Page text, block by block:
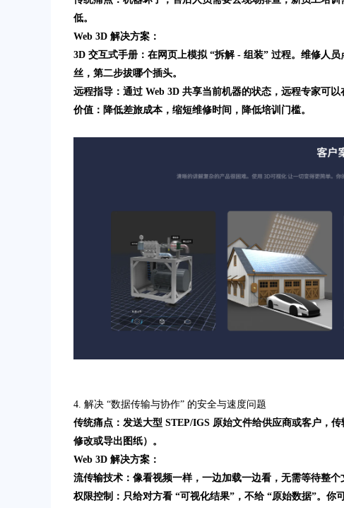
低。
Web 3D 解决方案：
3D 交互式手册：在网页上模拟 “拆解 - 组装” 过程。维修人
丝，第二步拔哪个插头。
远程指导：通过 Web 3D 共享当前机器的状态，远程专家可
价值：降低差旅成本，缩短维修时间，降低培训门槛。
4. 解决 “数据传输与协作” 的安全与速度问题
传统痛点：发送大型 STEP/IGS 原始文件给供应商或客户，
修改或导出图纸）。
Web 3D 解决方案：
流传输技术：像看视频一样，一边加载一边看，无需等待整个
权限控制：只给对方看 “可视化结果”，不给 “原始数据”。你